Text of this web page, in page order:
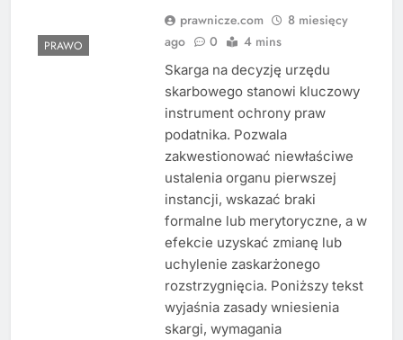
PRAWO
prawnicze.com
8 miesięcy
ago
0 4 mins
Skarga na decyzję urzędu
skarbowego stanowi kluczowy
instrument ochrony praw
podatnika. Pozwala
zakwestionować niewłaściwe
ustalenia organu pierwszej
instancji, wskazać braki
formalne lub merytoryczne, a w
efekcie uzyskać zmianę lub
uchylenie zaskarżonego
rozstrzygnięcia. Poniższy tekst
wyjaśnia zasady wniesienia
skargi, wymagania